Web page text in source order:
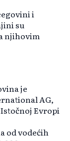
i
su
njihovim
je
AG,
Evropi
od vodećih